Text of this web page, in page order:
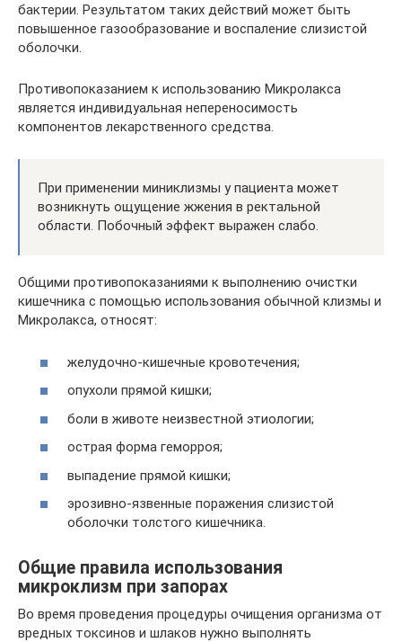
бактерии. Результатом таких действий может быть
повышенное газообразование и воспаление слизистой
оболочки.
Противопоказанием к использованию Микролакса
является индивидуальная непереносимость
компонентов лекарственного средства.
При применении миниклизмы у пациента может
возникнуть ощущение жжения в ректальной
области. Побочный эффект выражен слабо.
Общими противопоказаниями к выполнению очистки
кишечника с помощью использования обычной клизмы и
Микролакса, относят:
желудочно-кишечные кровотечения;
опухоли прямой кишки;
боли в животе неизвестной этиологии;
острая форма геморроя;
выпадение прямой кишки;
эрозивно-язвенные поражения слизистой
оболочки толстого кишечника.
Общие правила использования
микроклизм при запорах
Во время проведения процедуры очищения организма от
вредных токсинов и шлаков нужно выполнять